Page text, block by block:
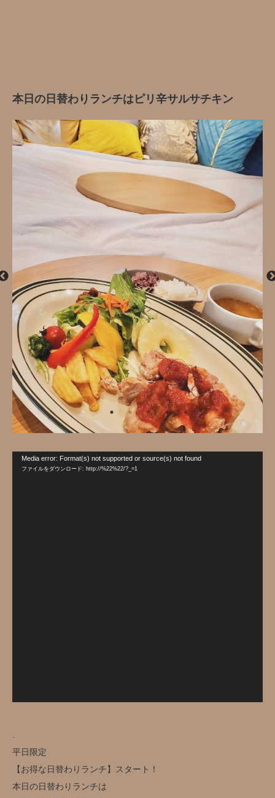
本日の日替わりランチはピリ辛サルサチキン
Media error: Format(s) not supported or source(s) not found
ファイルをダウンロード: http://%22%22/?_=1
平日限定️
【お得な日替わりランチ】スタート！
本日の日替わりランチは